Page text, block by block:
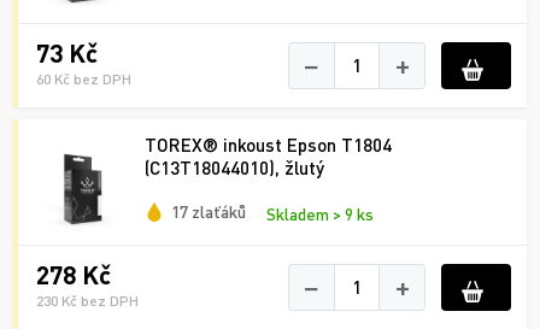
73 Kč
60 Kč bez DPH − +
TOREX® inkoust Epson T1804
(C13T18044010), žlutý
17 zlaťáků Skladem > 9 ks
278 Kč
230 Kč bez DPH − +